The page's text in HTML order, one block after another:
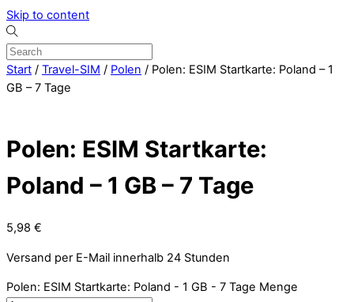
Skip to content
Start / Travel-SIM / Polen / Polen: ESIM Startkarte: Poland – 1
GB – 7 Tage
Polen: ESIM Startkarte:
Poland – 1 GB – 7 Tage
5,98 €
Versand per E-Mail innerhalb 24 Stunden
Polen: ESIM Startkarte: Poland - 1 GB - 7 Tage Menge